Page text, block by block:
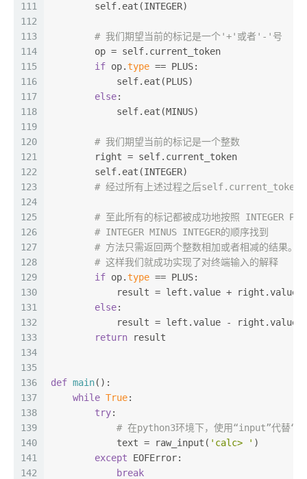
111
112
113
114
115
116
117
118
119
120
121
122
123
124
125
126
127
128
129
130
131
132
133
134
135
136
137
138
139
140
141
142
        self.eat(INTEGER)
# 我们期望当前的标记是一个'+'或者'-'号
        op = self.current_token
if op.type == PLUS:
            self.eat(PLUS)
else:
            self.eat(MINUS)
# 我们期望当前的标记是一个整数
        right = self.current_token
        self.eat(INTEGER)
# 经过所有上述过程之后self.current_token会
# 至此所有的标记都被成功地按照 INTEGER
# INTEGER MINUS INTEGER的顺序找到
# 方法只需返回两个整数相加或者相减的结果。
# 这样我们就成功实现了对终端输入的解释
if op.type == PLUS:
            result = left.value + right.value
else:
            result = left.value - right.value
return result
def main():
while True:
try:
# 在python3环境下，使用“input”代替
            text = raw_input(
'calc> ' )
except EOFError:
break